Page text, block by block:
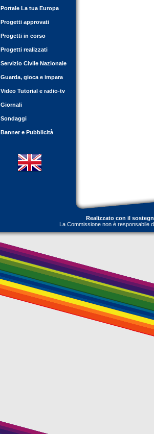
Portale La tua Europa
Progetti approvati
Progetti in corso
Progetti realizzati
Servizio Civile Nazionale
Guarda, gioca e impara
Video Tutorial e radio-tv
Giornali
Sondaggi
Banner e Pubblicità
Realizzato con il
La Commissione non è responsabile